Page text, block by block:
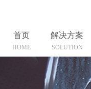
首页
HOME
解决方案
SOLUTION